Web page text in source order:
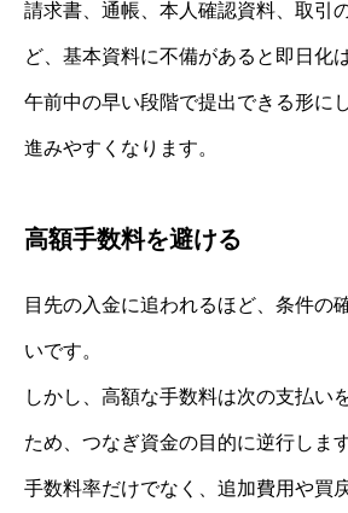
請求書、通帳、本人確認資料、取引
ど、基本資料に不備があると即日化
午前中の早い段階で提出できる形に
進みやすくなります。
高額手数料を避ける
目先の入金に追われるほど、条件の
いです。
しかし、高額な手数料は次の支払い
ため、つなぎ資金の目的に逆行します
手数料率だけでなく、追加費用や買